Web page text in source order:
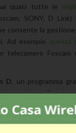
quasi tutte le
SONY, D
consente la gestione
Ad esempio questa
telecamere
D , un programma
e webcam. Può
ma non vi
un software di